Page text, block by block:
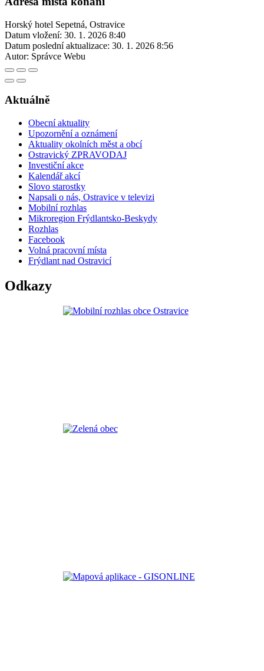
Horský hotel Sepetná, Ostravice
Datum vložení: 30. 1. 2026 8:40
Datum poslední aktualizace: 30. 1. 2026 8:56
Autor: Správce Webu
Aktuálně
Obecní aktuality
Upozornění a oznámení
Aktuality okolních měst a obcí
Ostravický ZPRAVODAJ
Investiční akce
Kalendář akcí
Slovo starostky
Napsali o nás, Ostravice v televizi
Mobilní rozhlas
Mikroregion Frýdlantsko-Beskydy
Rozhlas
Facebook
Volná pracovní místa
Frýdlant nad Ostravicí
Odkazy